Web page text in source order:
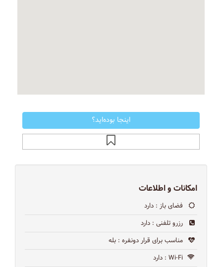
اینجا بوده‌اید؟
امکانات و اطلاعات
فضای باز : دارد
رزرو تلفنی : دارد
مناسب برای قرار دونفره : بله
Wi-Fi : دارد